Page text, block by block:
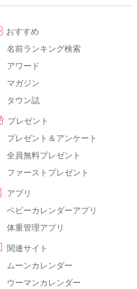
おすすめ
名前ランキング検索
アワード
マガジン
タウン誌
プレゼント
プレゼント＆アンケート
全員無料プレゼント
ファーストプレゼント
アプリ
ベビーカレンダーアプリ
体重管理アプリ
関連サイト
ムーンカレンダー
ウーマンカレンダー